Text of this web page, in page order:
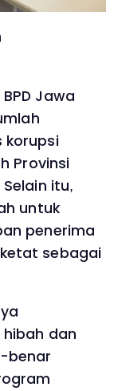
Jawa
korupsi
Provinsi
itu,
untuk
penerima
sebagai
dan
benar